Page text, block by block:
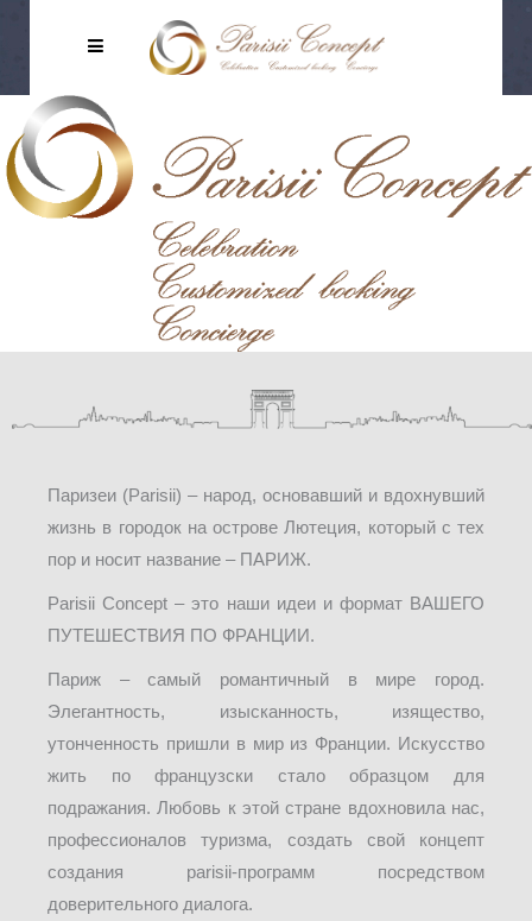
Паризеи (Parisii) – народ, основавший и вдохнувший
жизнь в городок на острове Лютеция, который с тех
пор и носит название – ПАРИЖ.
Parisii Concept – это наши идеи и формат ВАШЕГО
ПУТЕШЕСТВИЯ ПО ФРАНЦИИ.
Париж – самый романтичный в мире город.
Элегантность, изысканность, изящество,
утонченность пришли в мир из Франции. Искусство
жить по французски стало образцом для
подражания. Любовь к этой стране вдохновила нас,
профессионалов туризма, создать свой концепт
создания parisii-программ посредством
доверительного диалога.